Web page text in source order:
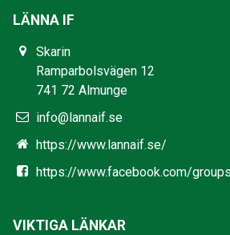
LÄNNA IF
Skarin
Ramparbolsvägen 12
741 72 Almunge
info@lannaif.se
https://www.lannaif.se/
https://www.facebook.com/
VIKTIGA LÄNKAR